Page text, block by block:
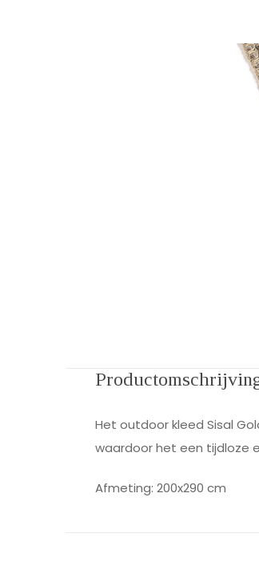
Het outdoor kleed Sisal
waardoor het een tijdloze
Afmeting: 200x290 cm